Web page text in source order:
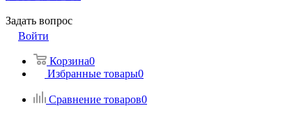
Задать вопрос
Войти
Корзина0
Избранные товары0
Сравнение товаров0